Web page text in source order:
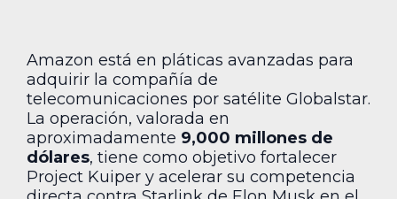
Amazon está en pláticas avanzadas para
adquirir la compañía de
telecomunicaciones por satélite Globalstar.
La operación, valorada en
aproximadamente 9,000 millones de
dólares, tiene como objetivo fortalecer
Project Kuiper y acelerar su competencia